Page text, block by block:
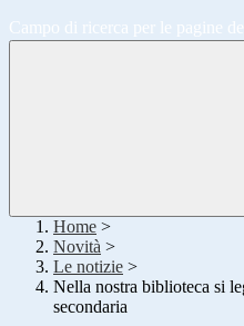
Campo di ricerca per le pagine
Home >
Novità >
Le notizie >
Nella nostra biblioteca si
secondaria